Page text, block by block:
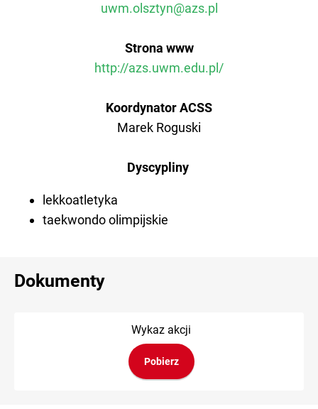
uwm.olsztyn@azs.pl
Strona www
http://azs.uwm.edu.pl/
Koordynator ACSS
Marek Roguski
Dyscypliny
lekkoatletyka
taekwondo olimpijskie
Dokumenty
Wykaz akcji
Pobierz